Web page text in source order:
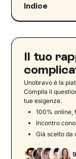
Indice
Cos'è
Criteri
Dati
I sintomi
Le fasi
Cause
I fattori
Le
Le
Il tuo
Unobravo è la
Compila il
tue esigenze.
100% online,
Incontro
Già scelto